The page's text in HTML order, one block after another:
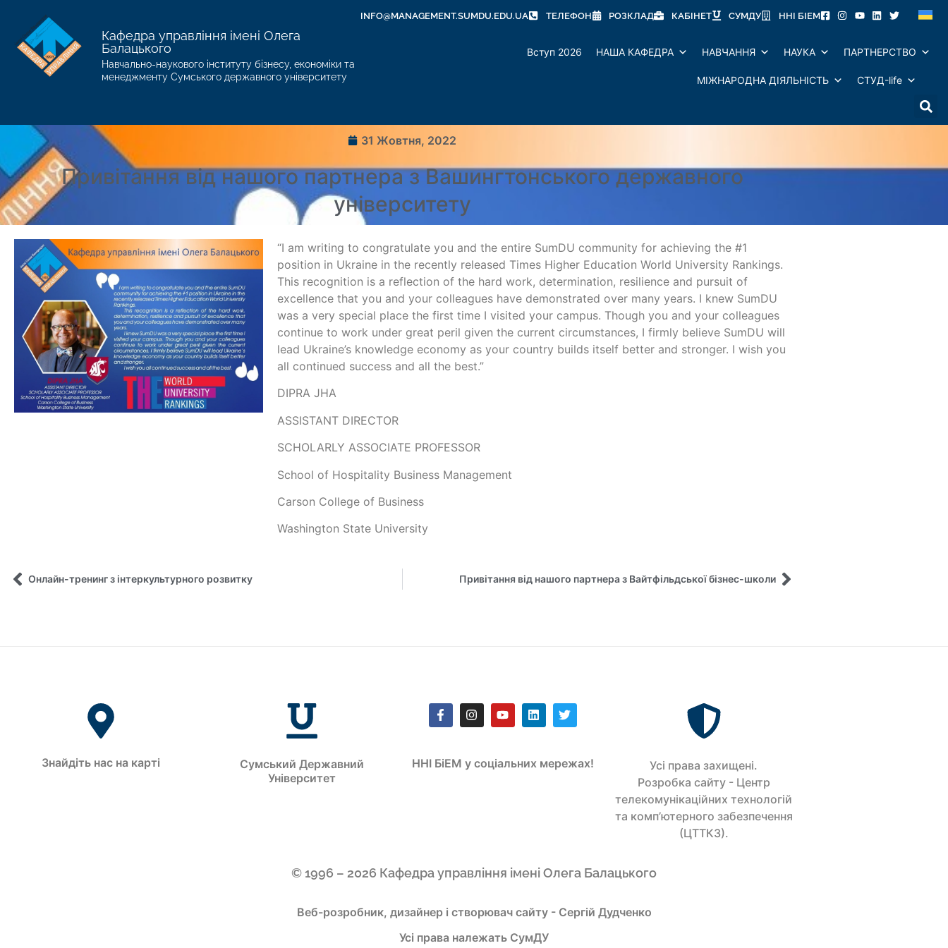
INFO@MANAGEMENT.SUMDU.EDU.UA ТЕЛЕФОН РОЗКЛАД КАБІНЕТ СУМДУ ННІ БІЕМ
Кафедра управління імені Олега
Балацького
Навчально-наукового інституту бізнесу, економіки та
менеджменту Сумського державного університету
Вступ 2026 НАША КАФЕДРА НАВЧАННЯ НАУКА ПАРТНЕРСТВО
МІЖНАРОДНА ДІЯЛЬНІСТЬ СТУД-life
31 Жовтня, 2022
Привітання від нашого партнера з Вашингтонського державного
університету
“I am writing to congratulate you and the entire SumDU community for achieving the #1
position in Ukraine in the recently released Times Higher Education World University Rankings.
This recognition is a reflection of the hard work, determination, resilience and pursuit of
excellence that you and your colleagues have demonstrated over many years. I knew SumDU
was a very special place the first time I visited your campus. Though you and your colleagues
continue to work under great peril given the current circumstances, I firmly believe SumDU will
lead Ukraine’s knowledge economy as your country builds itself better and stronger. I wish you
all continued success and all the best.”
DIPRA JHA
ASSISTANT DIRECTOR
SCHOLARLY ASSOCIATE PROFESSOR
School of Hospitality Business Management
Carson College of Business
Washington State University
Онлайн-тренинг з інтеркультурного розвитку Привітання від нашого партнера з Вайтфільдської бізнес-школи
Знайдіть нас на карті
Сумський Державний
Університет
ННІ БіЕМ у соціальних мережах!
Усi права захищенi.
Розробка сайту - Центр
телекомунікаційних технологій
та комп’ютерного забезпечення
(ЦТТКЗ).
© 1996 – 2026 Кафедра управління імені Олега Балацького
Веб-розробник, дизайнер і створювач сайту - Сергій Дудченко
Усі права належать СумДУ